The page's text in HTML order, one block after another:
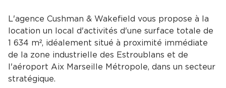
L'agence Cushman & Wakefield vous propose à la
location un local d'activités d'une surface totale de
1 634 m², idéalement situé à proximité immédiate
de la zone industrielle des Estroublans et de
l'aéroport Aix Marseille Métropole, dans un secteur
stratégique.